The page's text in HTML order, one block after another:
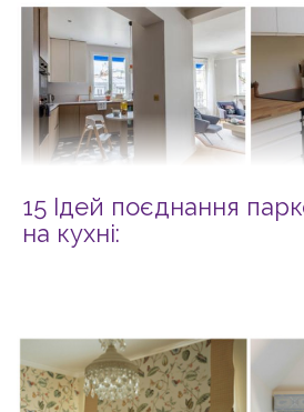
15 Ідей поєднання
на кухні: